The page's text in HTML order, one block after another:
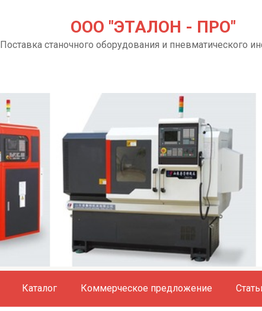
ООО "ЭТАЛОН - ПРО"
Поставка станочного оборудования и пневматического
Каталог Коммерческое предложение